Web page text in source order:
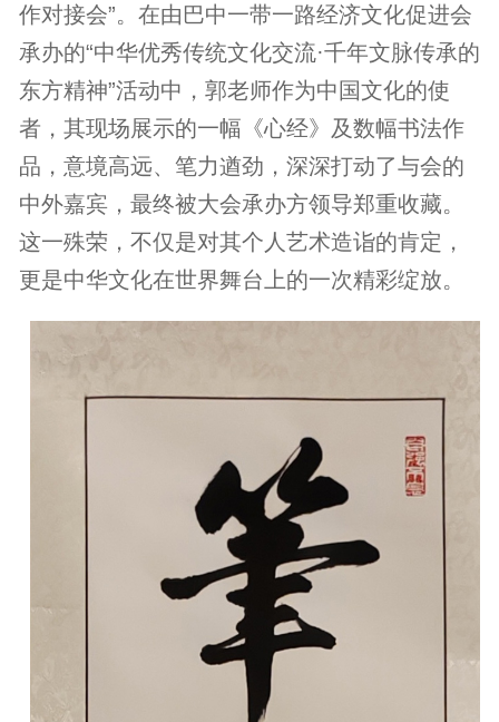
作对接会”。在由巴中一带一路经济文化促进会
承办的“中华优秀传统文化交流·千年文脉传承的
东方精神”活动中，郭老师作为中国文化的使
者，其现场展示的一幅《心经》及数幅书法作
品，意境高远、笔力遒劲，深深打动了与会的
中外嘉宾，最终被大会承办方领导郑重收藏。
这一殊荣，不仅是对其个人艺术造诣的肯定，
更是中华文化在世界舞台上的一次精彩绽放。